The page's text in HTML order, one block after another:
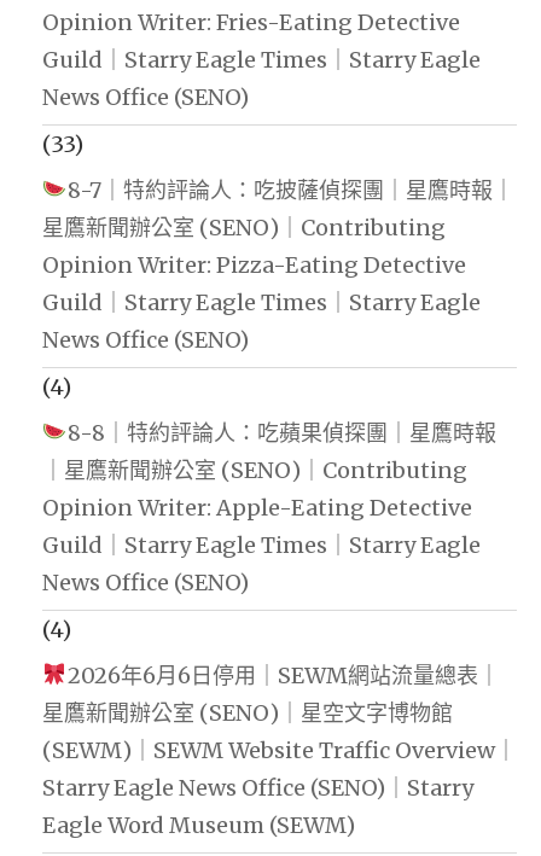
Opinion Writer: Fries-Eating Detective
Guild｜Starry Eagle Times｜Starry Eagle
News Office (SENO)
(33)
8-7｜特約評論人：吃披薩偵探團｜星鷹時報｜
星鷹新聞辦公室 (SENO)｜Contributing
Opinion Writer: Pizza-Eating Detective
Guild｜Starry Eagle Times｜Starry Eagle
News Office (SENO)
(4)
8-8｜特約評論人：吃蘋果偵探團｜星鷹時報
｜星鷹新聞辦公室 (SENO)｜Contributing
Opinion Writer: Apple-Eating Detective
Guild｜Starry Eagle Times｜Starry Eagle
News Office (SENO)
(4)
2026年6月6日停用｜SEWM網站流量總表｜
星鷹新聞辦公室 (SENO)｜星空文字博物館
(SEWM)｜SEWM Website Traffic Overview｜
Starry Eagle News Office (SENO)｜Starry
Eagle Word Museum (SEWM)